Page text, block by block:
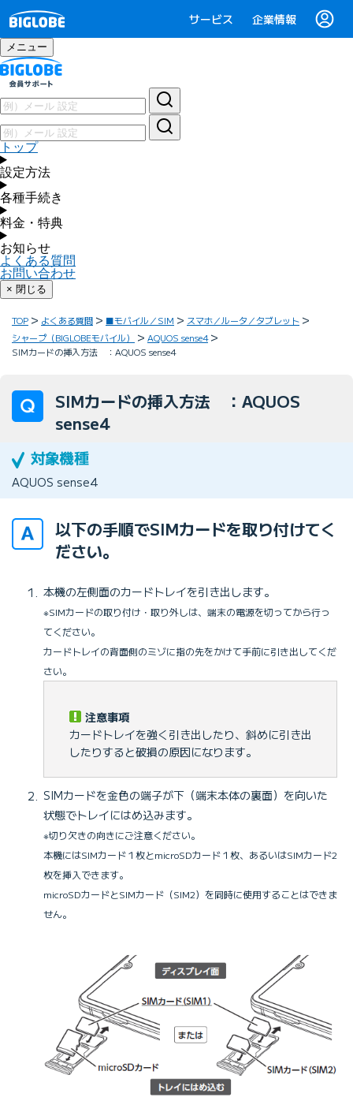
サービス 企業情報
メニュー
トップ
設定方法
各種手続き
料金・特典
お知らせ
よくある質問
お問い合わせ
× 閉じる
TOP よくある質問 ■モバイル／SIM
スマホ／ルータ／タブレット
シャープ（BIGLOBEモバイル）
AQUOS sense4
SIMカードの挿入方法 ：AQUOS sense4
SIMカードの挿入方法 ：AQUOS
sense4
AQUOS sense4
以下の手順でSIMカードを取り付けてく
ださい。
本機の左側面のカードトレイを引き出します。
※SIMカードの取り付け・取り外しは、端末の電源を切ってから行っ
てください。
カードトレイの背面側のミゾに指の先をかけて手前に引き出してくだ
さい。
注意事項
カードトレイを強く引き出したり、斜めに引き出
したりすると破損の原因になります。
SIMカードを金色の端子が下（端末本体の裏面）を向いた
状態でトレイにはめ込みます。
※切り欠きの向きにご注意ください。
本機にはSIMカード１枚とmicroSDカード１枚、あるいはSIMカード2
枚を挿入できます。
microSDカードとSIMカード（SIM2）を同時に使用することはできま
せん。